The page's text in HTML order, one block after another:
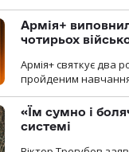
Армія+
чотирьох
Армія+ святкує два
пройденим
«Їм сумно і
системі